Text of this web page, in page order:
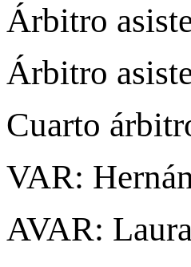
Árbitro
Árbitro
Cuarto
VAR:
AVAR: